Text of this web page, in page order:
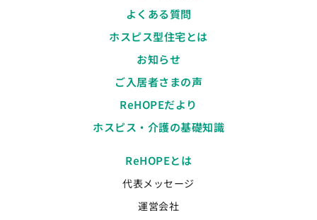
よくある質問
ホスピス型住宅とは
お知らせ
ご入居者さまの声
ReHOPEだより
ホスピス・介護の基礎知識
ReHOPEとは
代表メッセージ
運営会社